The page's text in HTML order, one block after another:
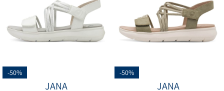
-50%
JANA
-50%
JANA